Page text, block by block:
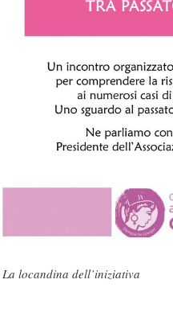
La locandina dell’iniziativa